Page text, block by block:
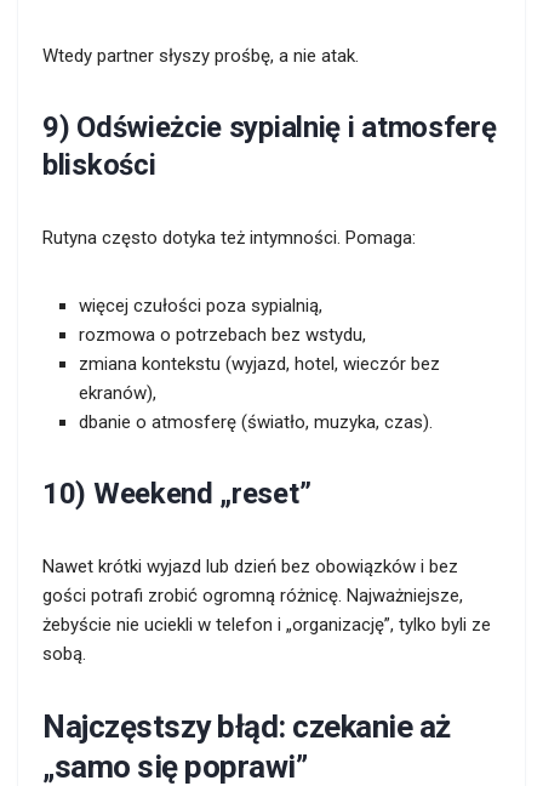
Wtedy partner słyszy prośbę, a nie atak.
9) Odświeżcie sypialnię i atmosferę
bliskości
Rutyna często dotyka też intymności. Pomaga:
więcej czułości poza sypialnią,
rozmowa o potrzebach bez wstydu,
zmiana kontekstu (wyjazd, hotel, wieczór bez
ekranów),
dbanie o atmosferę (światło, muzyka, czas).
10) Weekend „reset”
Nawet krótki wyjazd lub dzień bez obowiązków i bez
gości potrafi zrobić ogromną różnicę. Najważniejsze,
żebyście nie uciekli w telefon i „organizację”, tylko byli ze
sobą.
Najczęstszy błąd: czekanie aż
„samo się poprawi”